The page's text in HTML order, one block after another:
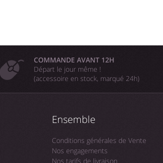
COMMANDE AVANT 12H
Départ le jour même !
(accessoire en stock, marqué 24h)
Ensemble
Conditions générales de Vente
Nos engagements
Nos tarifs de livraison